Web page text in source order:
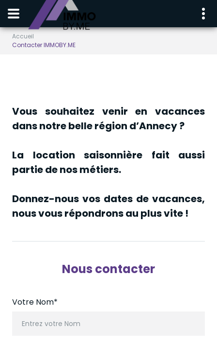
Accueil
Contacter IMMOBY.ME
Vous souhaitez venir en vacances
dans notre belle région d’Annecy ?
La location saisonnière fait aussi
partie de nos métiers.
Donnez-nous vos dates de vacances,
nous vous répondrons au plus vite !
Nous contacter
Votre Nom*
Entrez votre Nom